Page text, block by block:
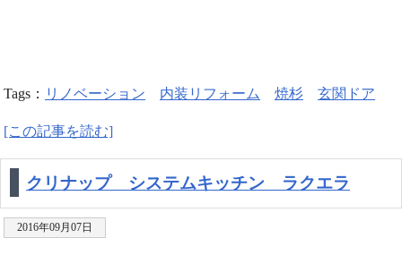
Tags： リノベーション 内装リフォーム 焼杉 玄関ドア
[この記事を読む]
クリナップ システムキッチン ラクエラ
2016年09月07日